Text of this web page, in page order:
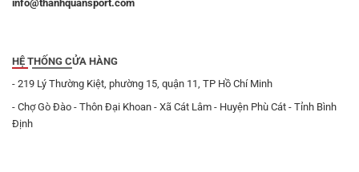
info@thanhquansport.com
HỆ THỐNG CỬA HÀNG
- 219 Lý Thường Kiệt, phường 15, quận 11, TP Hồ Chí Minh
- Chợ Gò Đào - Thôn Đại Khoan - Xã Cát Lâm - Huyện Phù Cát - Tỉnh Bình
Định